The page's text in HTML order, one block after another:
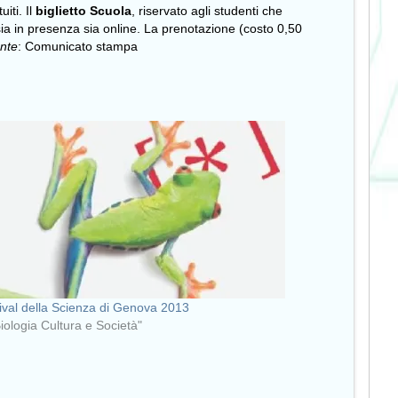
Il biglietto Scuola, riservato agli studenti che
in presenza sia online. La prenotazione (costo 0,50
: Comunicato stampa
della Scienza di Genova 2013
Cultura e Società"